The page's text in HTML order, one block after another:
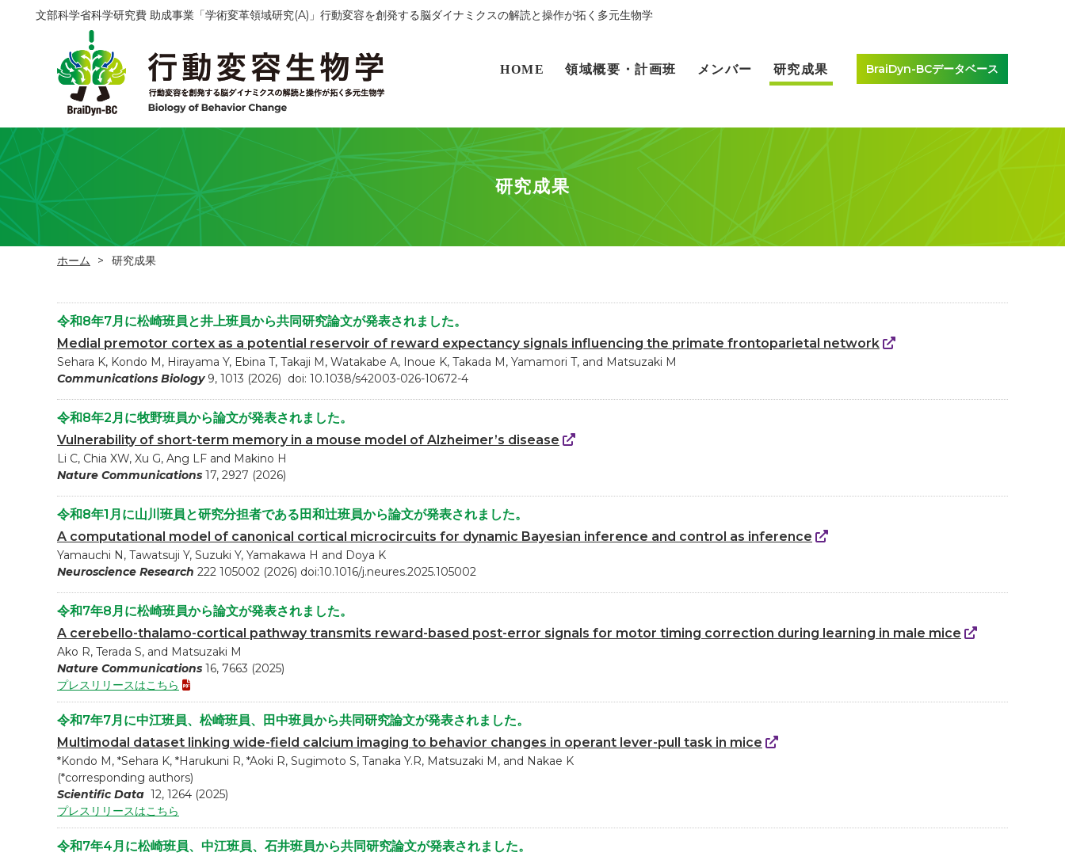
文部科学省科学研究費 助成事業「学術変革領域研究(A)」行動変容を創発する脳ダイナミクスの解読と操作が拓く多元生物学
HOME 領域概要・計画班 メンバー 研究成果 BraiDyn-BCデータベース
研究成果
ホーム 研究成果
令和8年7月に松崎班員と井上班員から共同研究論文が発表されました。
Medial premotor cortex as a potential reservoir of reward expectancy signals influencing the primate frontoparietal network
Sehara K, Kondo M, Hirayama Y, Ebina T, Takaji M, Watakabe A, Inoue K, Takada M, Yamamori T, and Matsuzaki M
Communications Biology9, 1013 (2026) doi: 10.1038/s42003-026-10672-4
令和8年2月に牧野班員から論文が発表されました。
Vulnerability of short-term memory in a mouse model of Alzheimer’s disease
Li C, Chia XW, Xu G, Ang LF and Makino H
Nature Communications 17, 2927 (2026)
令和8年1月に山川班員と研究分担者である田和辻班員から論文が発表されました。
A computational model of canonical cortical microcircuits for dynamic Bayesian inference and control as inference
Yamauchi N, Tawatsuji Y, Suzuki Y, Yamakawa H and Doya K
Neuroscience Research 222 105002 (2026) doi:10.1016/j.neures.2025.105002
令和7年8月に松崎班員から論文が発表されました。
A cerebello-thalamo-cortical pathway transmits reward-based post-error signals for motor timing correction during learning in male mice
Ako R, Terada S, and Matsuzaki M
Nature Communications 16, 7663 (2025)
プレスリリースはこちら
令和7年7月に中江班員、松崎班員、田中班員から共同研究論文が発表されました。
Multimodal dataset linking wide-field calcium imaging to behavior changes in operant lever-pull task in mice
*Kondo M, *Sehara K, *Harukuni R, *Aoki R, Sugimoto S, Tanaka Y.R, Matsuzaki M, and Nakae K
(*corresponding authors)
Scientific Data 12, 1264 (2025)
プレスリリースはこちら
令和7年4月に松崎班員、中江班員、石井班員から共同研究論文が発表されました。